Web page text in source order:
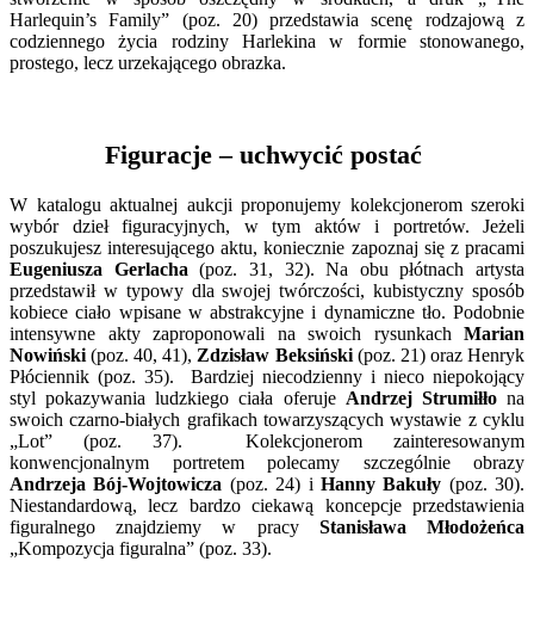
Harlequin’s Family” (poz. 20) przedstawia scenę rodzajową z
codziennego życia rodziny Harlekina w formie stonowanego,
prostego, lecz urzekającego obrazka.
Figuracje – uchwycić postać
W katalogu aktualnej aukcji proponujemy kolekcjonerom szeroki
wybór dzieł figuracyjnych, w tym aktów i portretów. Jeżeli
poszukujesz interesującego aktu, koniecznie zapoznaj się z pracami
Eugeniusza Gerlacha(poz. 31, 32). Na obu płótnach artysta
przedstawił w typowy dla swojej twórczości, kubistyczny sposób
kobiece ciało wpisane w abstrakcyjne i dynamiczne tło. Podobnie
intensywne akty zaproponowali na swoich rysunkach Marian
Nowiński(poz. 40, 41), Zdzisław Beksiński (poz. 21) oraz Henryk
Płóciennik (poz. 35). Bardziej niecodzienny i nieco niepokojący
styl pokazywania ludzkiego ciała oferuje Andrzej Strumiłłona
swoich czarno-białych grafikach towarzyszących wystawie z cyklu
„Lot” (poz. 37). Kolekcjonerom zainteresowanym
konwencjonalnym portretem polecamy szczególnie obrazy
Andrzeja Bój-Wojtowicza (poz. 24) i Hanny Bakuły (poz. 30).
Niestandardową, lecz bardzo ciekawą koncepcje przedstawienia
figuralnego znajdziemy w pracy Stanisława Młodożeńca
„Kompozycja figuralna” (poz. 33).